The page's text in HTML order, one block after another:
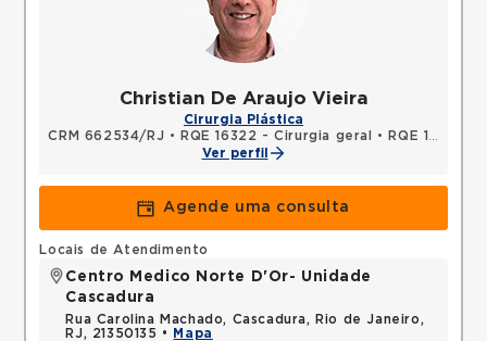
Christian De Araujo Vieira
Cirurgia Plástica
CRM 662534/RJ • RQE 16322 - Cirurgia geral •
RQE 16343 - Cirurgia plástica
Ver perfil
Agende uma consulta
Locais de Atendimento
Centro Medico Norte D'Or- Unidade
Cascadura
Rua Carolina Machado, Cascadura, Rio de Janeiro,
RJ, 21350135 •
Mapa